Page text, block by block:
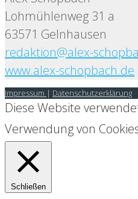
Lohmühlenweg 31 a
63571 Gelnhausen
redaktion@alex-
www.alex-schopbach.de
Impressum | Datenschutzerklärung
Diese Website
Verwendung von
Schließen